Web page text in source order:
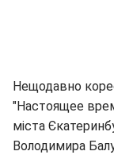
Нещодавно
"Настоящее
міста
Володимира